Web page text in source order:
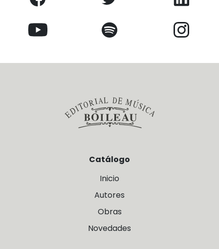
Catálogo
Inicio
Autores
Obras
Novedades